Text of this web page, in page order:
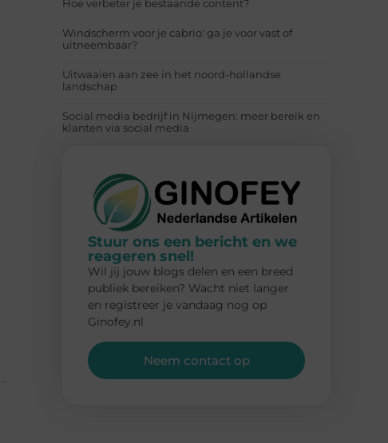
Hoe verbeter je bestaande content?
Windscherm voor je cabrio: ga je voor vast of
uitneembaar?
Uitwaaien aan zee in het noord-hollandse
landschap
Social media bedrijf in Nijmegen: meer bereik en
klanten via social media
Stuur ons een bericht en we
reageren snel!
Wil jij jouw blogs delen en een breed
publiek bereiken? Wacht niet langer
en registreer je vandaag nog op
Ginofey.nl
Neem contact op